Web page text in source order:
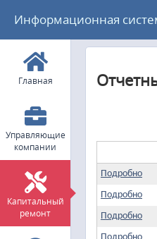
Информационная
Главная
Управляющие
компании
Капитальный
ремонт
Подробно
Подробно
Подробно